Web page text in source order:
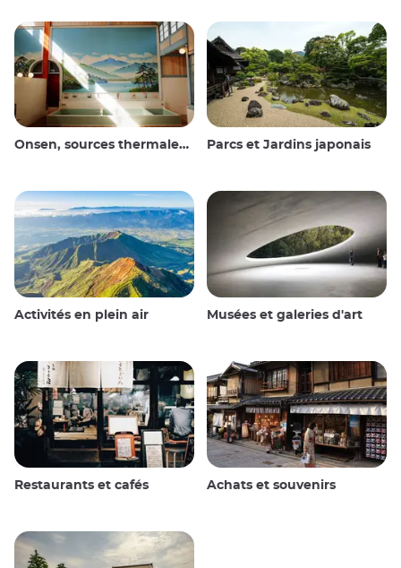
Onsen, sources thermales et bains publics Parcs et Jardins japonais
Activités en plein air Musées et galeries d'art
Restaurants et cafés Achats et souvenirs